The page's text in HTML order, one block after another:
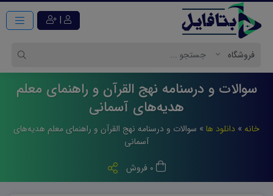
|
سوالات و درسنامه نهج القرآن و راهنمای معلم
هدیه‌های آسمانی
خانه » دانلود ها » سوالات و درسنامه نهج القرآن و راهنمای معلم هدیه‌های
آسمانی